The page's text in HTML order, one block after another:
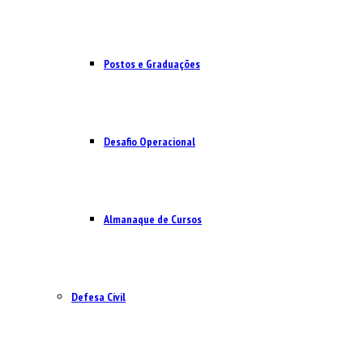
Postos e Graduações
Desafio Operacional
Almanaque de Cursos
Defesa Civil